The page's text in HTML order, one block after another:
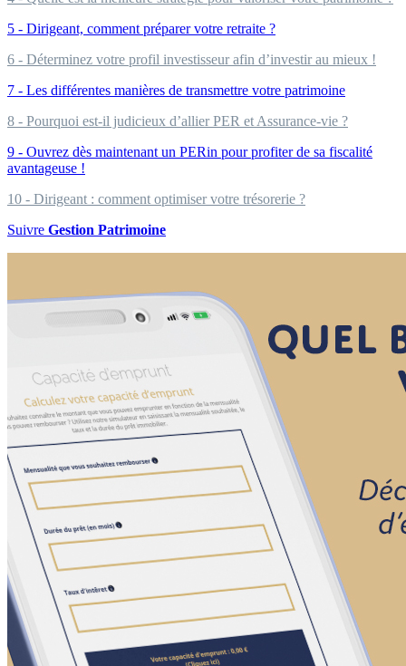
5 - Dirigeant, comment préparer votre retraite ?
6 - Déterminez votre profil investisseur afin d’investir au mieux !
7 - Les différentes manières de transmettre votre patrimoine
8 - Pourquoi est-il judicieux d’allier PER et Assurance-vie ?
9 - Ouvrez dès maintenant un PERin pour profiter de sa fiscalité
avantageuse !
10 - Dirigeant : comment optimiser votre trésorerie ?
Suivre Gestion Patrimoine